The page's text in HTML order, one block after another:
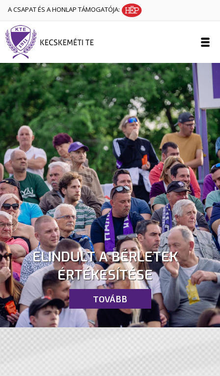
A CSAPAT ÉS A HONLAP TÁMOGATÓJA:
ELINDULT A BÉRLETEK
ÉRTÉKESÍTÉSE
TOVÁBB